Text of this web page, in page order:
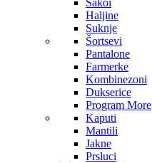
Sakoi
Haljine
Suknje
Šortsevi
Pantalone
Farmerke
Kombinezoni
Dukserice
Program More
Kaputi
Mantili
Jakne
Prsluci